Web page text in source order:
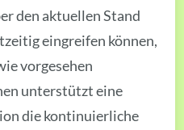
den aktuellen Stand
eingreifen können,
vorgesehen
unterstützt eine
die kontinuierliche